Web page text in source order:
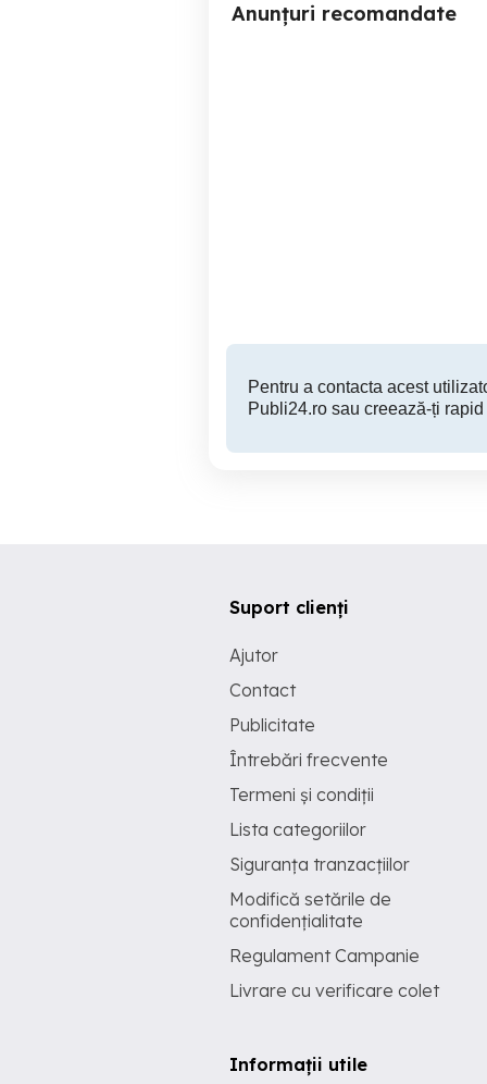
Anunțuri recomandate
Pentru a contacta acest
Publi24.ro sau creează-ți
Suport clienți
Ajutor
Contact
Publicitate
Întrebări frecvente
Termeni și condiții
Lista categoriilor
Siguranța tranzacțiilor
Modifică setările de
confidențialitate
Regulament Campanie
Livrare cu verificare colet
Informații utile